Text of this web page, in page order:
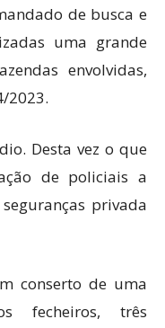
de busca e
uma grande
envolvidas,
2023.
Desta vez o que
de policiais a
privada
conserto de uma
fecheiros, três